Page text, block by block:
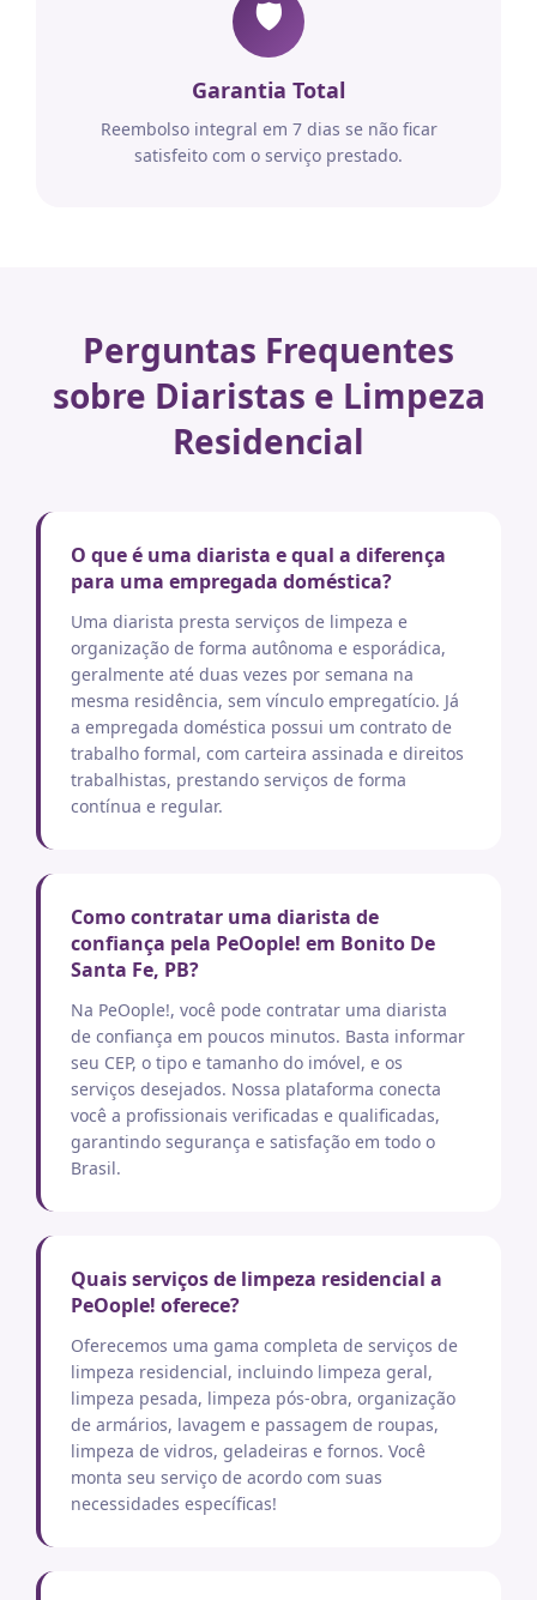
🛡️
Garantia Total
Reembolso integral em 7 dias se não ficar
satisfeito com o serviço prestado.
Perguntas Frequentes
sobre Diaristas e Limpeza
Residencial
O que é uma diarista e qual a diferença
para uma empregada doméstica?
Uma diarista presta serviços de limpeza e
organização de forma autônoma e esporádica,
geralmente até duas vezes por semana na
mesma residência, sem vínculo empregatício. Já
a empregada doméstica possui um contrato de
trabalho formal, com carteira assinada e direitos
trabalhistas, prestando serviços de forma
contínua e regular.
Como contratar uma diarista de
confiança pela PeOople! em Bonito De
Santa Fe, PB?
Na PeOople!, você pode contratar uma diarista
de confiança em poucos minutos. Basta informar
seu CEP, o tipo e tamanho do imóvel, e os
serviços desejados. Nossa plataforma conecta
você a profissionais verificadas e qualificadas,
garantindo segurança e satisfação em todo o
Brasil.
Quais serviços de limpeza residencial a
PeOople! oferece?
Oferecemos uma gama completa de serviços de
limpeza residencial, incluindo limpeza geral,
limpeza pesada, limpeza pós-obra, organização
de armários, lavagem e passagem de roupas,
limpeza de vidros, geladeiras e fornos. Você
monta seu serviço de acordo com suas
necessidades específicas!